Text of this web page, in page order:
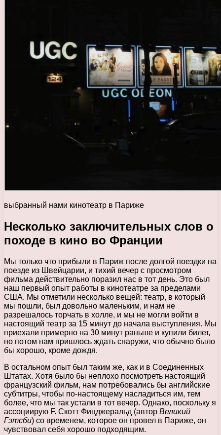
выбранный нами кинотеатр в Париже
Несколько заключительных слов о
походе в кино во Франции
Мы только что прибыли в Париж после долгой поездки на
поезде из Швейцарии, и тихий вечер с просмотром
фильма действительно поразил нас в тот день. Это был
наш первый опыт работы в кинотеатре за пределами
США. Мы отметили несколько вещей: театр, в который
мы пошли, был довольно маленьким, и нам не
разрешалось торчать в холле, и мы не могли войти в
настоящий театр за 15 минут до начала выступления. Мы
приехали примерно на 30 минут раньше и купили билет,
но потом нам пришлось ждать снаружи, что обычно было
бы хорошо, кроме дождя.
В остальном опыт был таким же, как и в Соединенных
Штатах. Хотя было бы неплохо посмотреть настоящий
французский фильм, нам потребовались бы английские
субтитры, чтобы по-настоящему насладиться им, тем
более, что мы так устали в тот вечер. Однако, поскольку я
ассоциирую F. Скотт Фицджеральд (автор Великий
Гэтсби) со временем, которое он провел в Париже, он
чувствовал себя хорошо подходящим.